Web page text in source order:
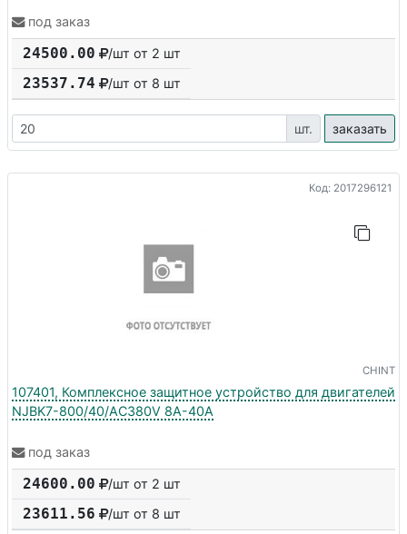
под заказ
24500.00 /шт от 2 шт
23537.74 /шт от 8 шт
шт. заказать
Код: 2017296121
CHINT
107401, Комплексное защитное устройство для двигателей
NJBK7-800/40/AC380V 8A-40A
под заказ
24600.00 /шт от 2 шт
23611.56 /шт от 8 шт